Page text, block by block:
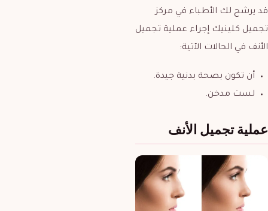
قد يرشح لك الأطباء في مركز
تجميل كلينيك إجراء عملية تجميل
الأنف في الحالات الآتية:
أن تكون بصحة بدنية جيدة.
لست مدخن.
عملية تجميل الأنف